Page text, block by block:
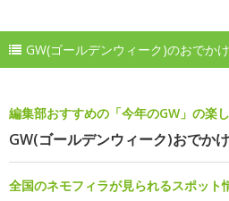
GW(ゴールデンウィーク)のおでか
編集部おすすめの「今年のGW」の楽
GW(ゴールデンウィーク)おでか
全国のネモフィラが見られるスポット